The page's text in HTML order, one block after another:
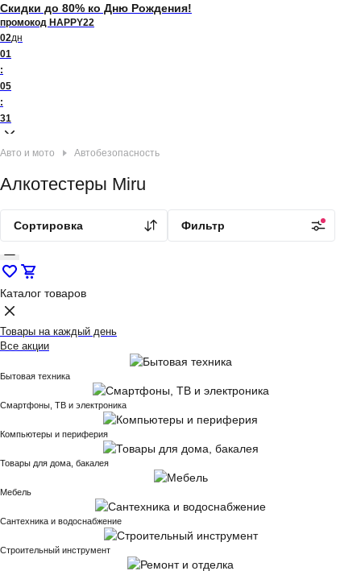
Скидки до 80% ко Дню Рождения!
промокод HAPPY22
02дн
01
:
05
:
31
Каталог товаров
Товары на каждый день
Все акции
Бытовая техника
Смартфоны, ТВ и электроника
Компьютеры и периферия
Товары для дома, бакалея
Мебель
Сантехника и водоснабжение
Строительный инструмент
Автобезопасность
Авто и мото
Алкотестеры Miru
Сортировка Фильтр